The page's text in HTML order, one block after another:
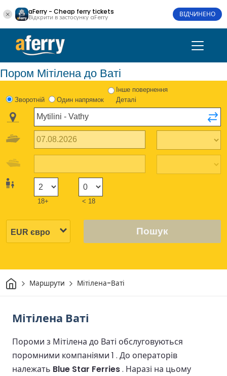
aFerry - Cheap ferry tickets
Відкрити в застосунку aFerry ВІДЧИНЕНО
Пором Мітілена до Ваті
Зворотній Один напрямок
Інше повернення
Деталі
18+ < 18
Пошук
Дім Маршрути Мітілена-Ваті
Мітілена Ваті
Пороми з Мітілена до Ваті обслуговуються
поромними компаніями 1 . До операторів
належать Blue Star Ferries. Наразі на цьому